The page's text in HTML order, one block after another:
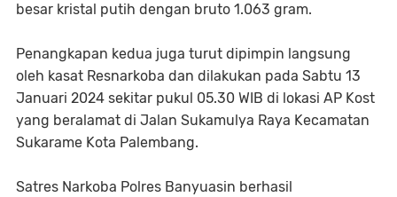
besar kristal putih dengan bruto 1.063 gram.
Penangkapan kedua juga turut dipimpin langsung
oleh kasat Resnarkoba dan dilakukan pada Sabtu 13
Januari 2024 sekitar pukul 05.30 WIB di lokasi AP Kost
yang beralamat di Jalan Sukamulya Raya Kecamatan
Sukarame Kota Palembang.
Satres Narkoba Polres Banyuasin berhasil